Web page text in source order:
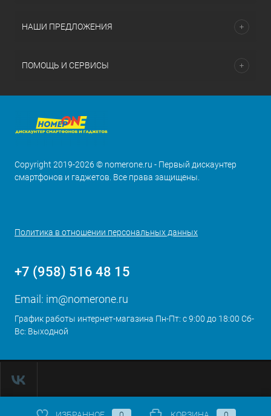
НАШИ ПРЕДЛОЖЕНИЯ
ПОМОЩЬ И СЕРВИСЫ
Copyright 2019-2026 © nomerone.ru - Первый дискаунтер
смартфонов и гаджетов. Все права защищены.
Политика в отношении персональных данных
+7 (958) 516 48 15
Email: im@nomerone.ru
График работы интернет-магазина Пн-Пт: с 9:00 до 18:00 Сб-
Вс: Выходной